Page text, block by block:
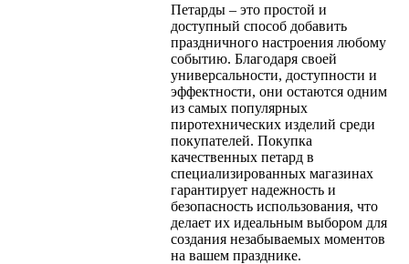
Петарды – это простой и
доступный способ добавить
праздничного настроения любому
событию. Благодаря своей
универсальности, доступности и
эффектности, они остаются одним
из самых популярных
пиротехнических изделий среди
покупателей. Покупка
качественных петард в
специализированных магазинах
гарантирует надежность и
безопасность использования, что
делает их идеальным выбором для
создания незабываемых моментов
на вашем празднике.